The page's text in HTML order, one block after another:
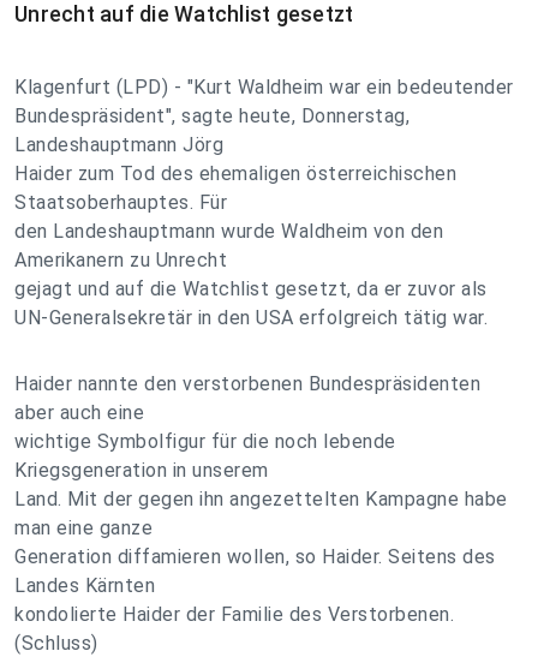
Unrecht auf die Watchlist gesetzt
Klagenfurt (LPD) - "Kurt Waldheim war ein bedeutender
Bundespräsident", sagte heute, Donnerstag,
Landeshauptmann Jörg
Haider zum Tod des ehemaligen österreichischen
Staatsoberhauptes. Für
den Landeshauptmann wurde Waldheim von den
Amerikanern zu Unrecht
gejagt und auf die Watchlist gesetzt, da er zuvor als
UN-Generalsekretär in den USA erfolgreich tätig war.
Haider nannte den verstorbenen Bundespräsidenten
aber auch eine
wichtige Symbolfigur für die noch lebende
Kriegsgeneration in unserem
Land. Mit der gegen ihn angezettelten Kampagne habe
man eine ganze
Generation diffamieren wollen, so Haider. Seitens des
Landes Kärnten
kondolierte Haider der Familie des Verstorbenen.
(Schluss)